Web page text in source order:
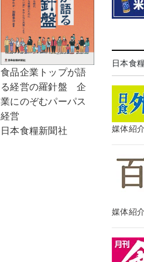
食品企業トップが語
る経営の羅針盤 企
業にのぞむパーパス
経営
日本食糧新聞社
日本食
媒体紹
媒体紹